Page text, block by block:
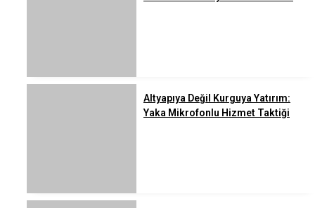
Altyapıya Değil Kurguya Yatırım:
Yaka Mikrofonlu Hizmet Taktiği